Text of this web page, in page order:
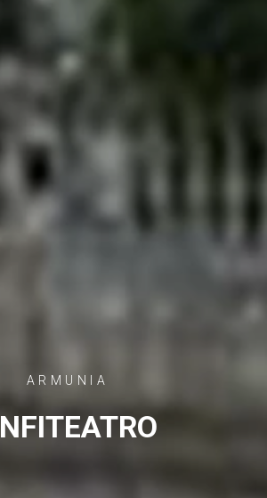
ARMUNIA